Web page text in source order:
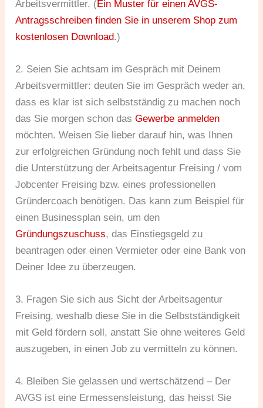
Arbeitsvermittler. (Ein Muster für einen AVGS-
Antragsschreiben finden Sie in unserem Shop zum
kostenlosen Download.)
2. Seien Sie achtsam im Gespräch mit Deinem
Arbeitsvermittler: deuten Sie im Gespräch weder an,
dass es klar ist sich selbstständig zu machen noch
das Sie morgen schon dasGewerbe anmelden
möchten. Weisen Sie lieber darauf hin, was Ihnen
zur erfolgreichen Gründung noch fehlt und dass Sie
die Unterstützung der Arbeitsagentur Freising / vom
Jobcenter Freising bzw. eines professionellen
Gründercoach benötigen. Das kann zum Beispiel für
einen Businessplan sein, um den
Gründungszuschuss, das Einstiegsgeld zu
beantragen oder einen Vermieter oder eine Bank von
Deiner Idee zu überzeugen.
3. Fragen Sie sich aus Sicht der Arbeitsagentur
Freising, weshalb diese Sie in die Selbstständigkeit
mit Geld fördern soll, anstatt Sie ohne weiteres Geld
auszugeben, in einen Job zu vermitteln zu können.
4. Bleiben Sie gelassen und wertschätzend – Der
AVGS ist eine Ermessensleistung, das heisst Sie